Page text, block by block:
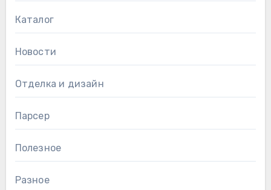
Каталог
Новости
Отделка и дизайн
Парсер
Полезное
Разное